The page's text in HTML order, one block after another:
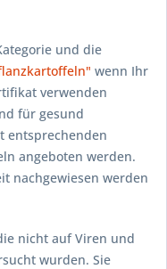
und die
wenn Ihr
verwenden
für gesund
entsprechenden
angeboten werden.
nachgewiesen werden
nicht auf Viren und
wurden. Sie